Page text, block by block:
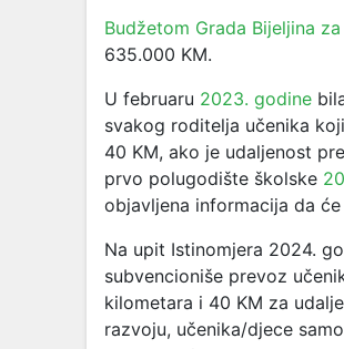
Budžetom Grada Bijeljina
635.000 KM.
U februaru 2023. godine
svakog roditelja učenika
40 KM, ako je udaljenost
prvo polugodište školske
objavljena informacija da
Na upit Istinomjera 2024.
subvencioniše prevoz
kilometara i 40 KM za
razvoju, učenika/djece